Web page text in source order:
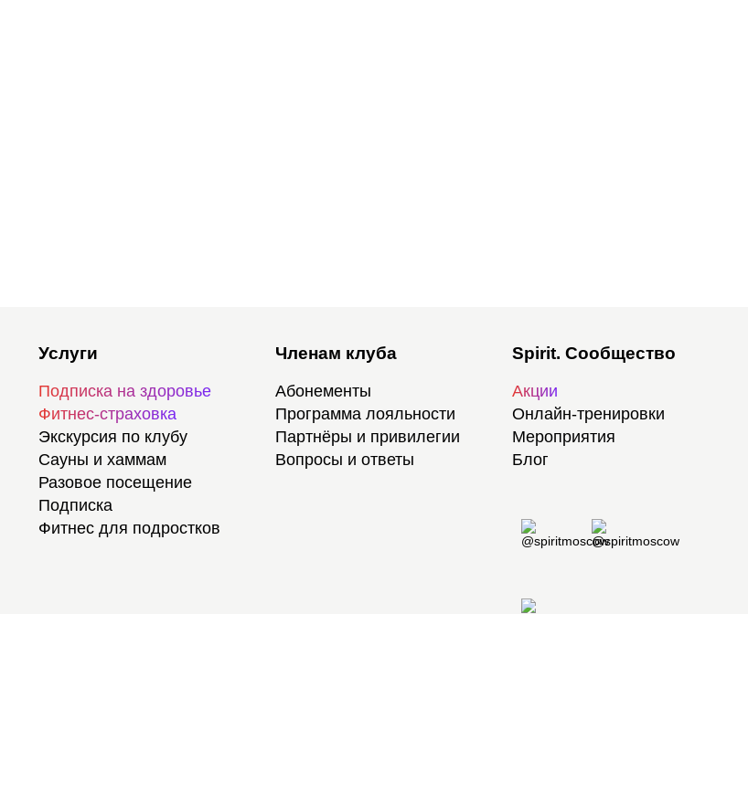
Услуги
Подписка на здоровье
Фитнес-страховка
Экскурсия по клубу
Сауны и хаммам
Разовое посещение
Подписка
Фитнес для подростков
Членам клуба
Абонементы
Программа лояльности
Партнёры и привилегии
Вопросы и ответы
Spirit. Сообщество
Акции
Онлайн-тренировки
Мероприятия
Блог